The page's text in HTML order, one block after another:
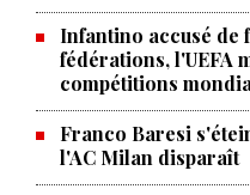
Infantino accusé de
fédérations, l'UEFA
compétitions
Franco Baresi
l'AC Milan disparaît